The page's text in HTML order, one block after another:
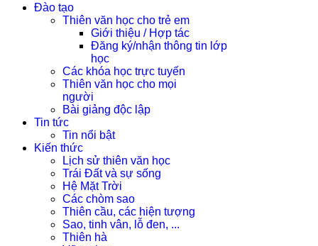
Đào tạo
Thiên văn học cho trẻ em
Giới thiệu / Hợp tác
Đăng ký/nhận thông tin lớp
học
Các khóa học trực tuyến
Thiên văn học cho mọi
người
Bài giảng độc lập
Tin tức
Tin nổi bật
Kiến thức
Lịch sử thiên văn học
Trái Đất và sự sống
Hệ Mặt Trời
Các chòm sao
Thiên cầu, các hiện tượng
Sao, tinh vân, lỗ đen, ...
Thiên hà